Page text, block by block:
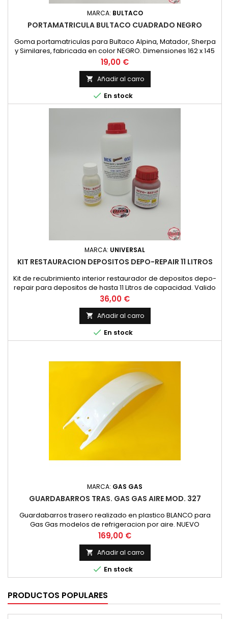
MARCA: BULTACO
PORTAMATRICULA BULTACO CUADRADO NEGRO
Goma portamatriculas para Bultaco Alpina, Matador, Sherpa
y Similares, fabricada en color NEGRO. Dimensiones 162 x 145
mm. Nueva
Precio
19,00 €
 Añadir al carro
 En stock
MARCA: UNIVERSAL
KIT RESTAURACION DEPOSITOS DEPO-REPAIR 11 LITROS
Kit de recubrimiento interior restaurador de depositos depo-
repair para depositos de hasta 11 Litros de capacidad. Valido
tanto para depositos METALICOS como para depositos de
FIBRA DE VIDRIO / POLIESTER. Se suministra con instrucciones
de aplicacion.
Precio
36,00 €
 Añadir al carro
 En stock
MARCA: GAS GAS
GUARDABARROS TRAS. GAS GAS AIRE MOD. 327
Guardabarros trasero realizado en plastico BLANCO para
Gas Gas modelos de refrigeracion por aire. NUEVO
Precio
169,00 €
 Añadir al carro
 En stock
PRODUCTOS POPULARES